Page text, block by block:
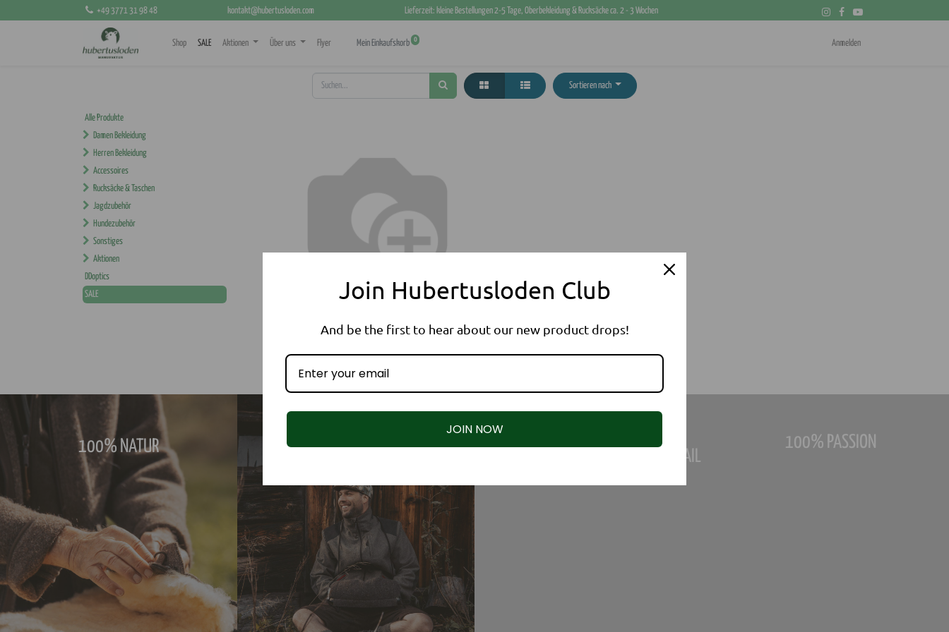
+49 3771 31 98 48 kontakt@hubertusloden.com Lieferzeit: kleine Bestellungen 2-5 Tage, Oberbekleidung & Rucksäcke ca. 2 - 3 Wochen
Shop SALE Aktionen Über uns Flyer Mein Einkaufskorb 0 Anmelden
Sortieren nach
Alle Produkte
Damen Bekleidung
Herren Bekleidung
Accessoires
Rucksäcke & Taschen
Jagdzubehör
Hundezubehör
Sonstiges
Aktionen
DDoptics
SALE
495,00 396,00 €
100% NATUR 100% NACHHALTIGKEIT
100% AUFMERKSAMKEIT ZUM DETAIL
100% PASSION
Join Hubertusloden Club
And be the first to hear about our new product drops!
JOIN NOW